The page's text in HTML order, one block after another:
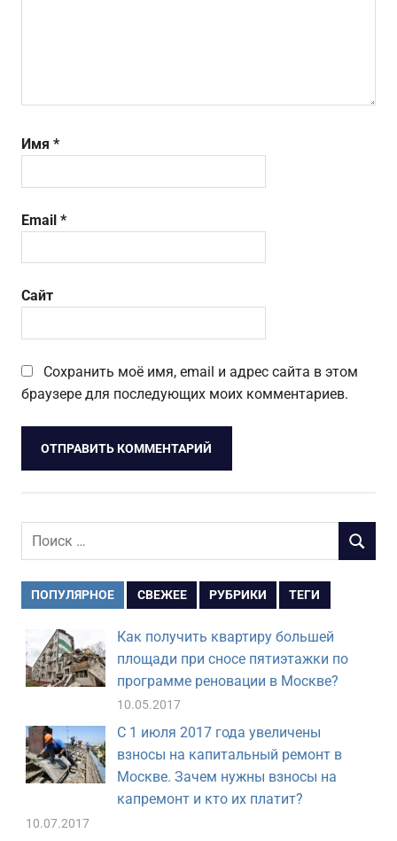
Имя *
Email *
Сайт
Сохранить моё имя, email и адрес сайта в этом
браузере для последующих моих комментариев.
Поиск
ПОИСК
ПОПУЛЯРНОЕ СВЕЖЕЕ РУБРИКИ ТЕГИ
Как получить квартиру большей
площади при сносе пятиэтажки по
программе реновации в Москве?
10.05.2017
С 1 июля 2017 года увеличены
взносы на капитальный ремонт в
Москве. Зачем нужны взносы на
капремонт и кто их платит?
10.07.2017